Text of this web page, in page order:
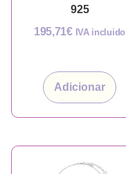
925
195,71€ IVA incluido
Adicionar